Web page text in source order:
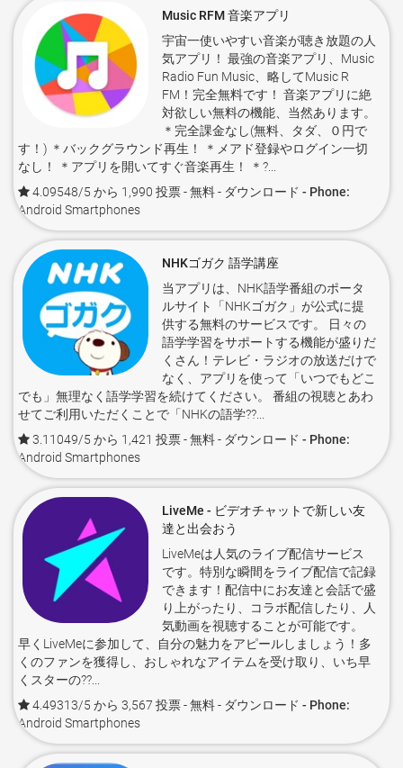
Music RFM 音楽アプリ
宇宙一使いやすい音楽が聴き放題の人
気アプリ！ 最強の音楽アプリ、Music
Radio Fun Music、略してMusic R
FM！完全無料です！ 音楽アプリに絶
対欲しい無料の機能、当然あります。
＊完全課金なし(無料、タダ、０円で
す！) ＊バックグラウンド再生！ ＊メアド登録やログイン一切
なし！ ＊アプリを開いてすぐ音楽再生！ ＊?...
4.09548/5 から 1,990 投票- 無料 - ダウンロード - Phone:
Android Smartphones
NHKゴガク 語学講座
当アプリは、NHK語学番組のポータ
ルサイト「NHKゴガク」が公式に提
供する無料のサービスです。 日々の
語学学習をサポートする機能が盛りだ
くさん！テレビ・ラジオの放送だけで
なく、アプリを使って「いつでもどこ
でも」無理なく語学学習を続けてください。 番組の視聴とあわ
せてご利用いただくことで「NHKの語学??...
3.11049/5 から 1,421 投票- 無料 - ダウンロード - Phone:
Android Smartphones
LiveMe - ビデオチャットで新しい友
達と出会おう
LiveMeは人気のライブ配信サービス
です。特別な瞬間をライブ配信で記録
できます！配信中にお友達と会話で盛
り上がったり、コラボ配信したり、人
気動画を視聴することが可能です。
早くLiveMeに参加して、自分の魅力をアピールしましょう！多
くのファンを獲得し、おしゃれなアイテムを受け取り、いち早
くスターの??...
4.49313/5 から 3,567 投票- 無料 - ダウンロード - Phone:
Android Smartphones